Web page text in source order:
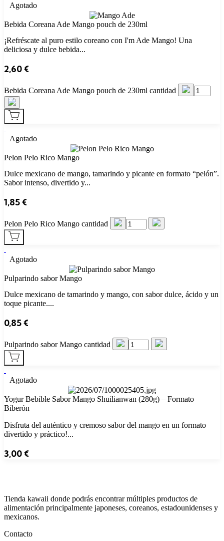
Agotado
Bebida Coreana Ade Mango pouch de 230ml
¡Refréscate al puro estilo coreano con I'm Ade Mango! Una
deliciosa y dulce bebida...
2,60€
Bebida Coreana Ade Mango pouch de 230ml cantidad
Agotado
Pelon Pelo Rico Mango
Dulce mexicano de mango, tamarindo y picante en formato “pelón”.
Sabor intenso, divertido y...
1,85€
Pelon Pelo Rico Mango cantidad
Agotado
Pulparindo sabor Mango
Dulce mexicano de tamarindo y mango, con sabor dulce, ácido y un
toque picante....
0,85€
Pulparindo sabor Mango cantidad
Agotado
Yogur Bebible Sabor Mango Shuilianwan (280g) – Formato
Biberón
Disfruta del auténtico y cremoso sabor del mango en un formato
divertido y práctico!...
3,00€
Tienda kawaii donde podrás encontrar múltiples productos de
alimentación principalmente japoneses, coreanos, estadounidenses y
mexicanos.
Contacto